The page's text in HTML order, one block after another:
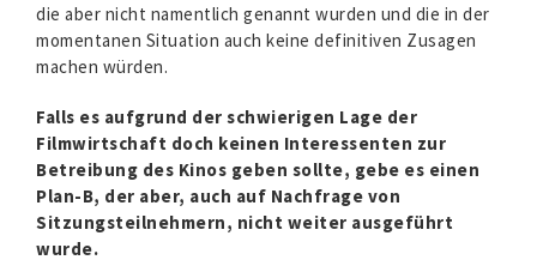
die aber nicht namentlich genannt wurden und die in der
momentanen Situation auch keine definitiven Zusagen
machen würden.
Falls es aufgrund der schwierigen Lage der
Filmwirtschaft doch keinen Interessenten zur
Betreibung des Kinos geben sollte, gebe es einen
Plan-B, der aber, auch auf Nachfrage von
Sitzungsteilnehmern, nicht weiter ausgeführt
wurde.